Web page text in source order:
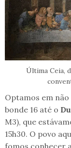
Última Ceia,
Optamos em
bonde 16 até o
M3), que
15h30. O povo
fomos conhecer a